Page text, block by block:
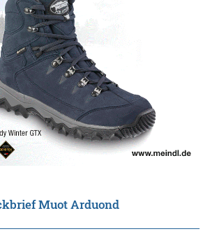
Muot Arduond